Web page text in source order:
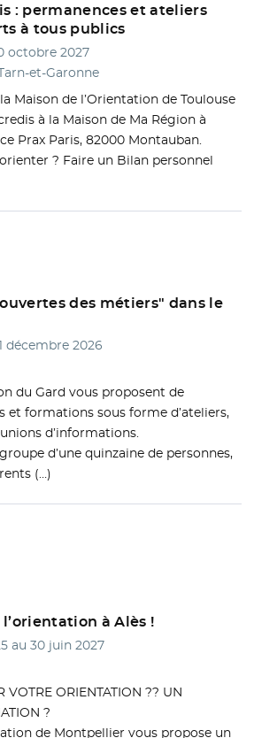
: permanences et ateliers
à tous publics
octobre 2027
et-Garonne
Maison de l’Orientation de Toulouse
à la Maison de Ma Région à
Prax Paris, 82000 Montauban.
? Faire un Bilan personnel
des métiers" dans le
décembre 2026
du Gard vous proposent de
et formations sous forme d’ateliers,
d’informations.
d’une quinzaine de personnes,
(…)
à Alès !
au 30 juin 2027
VOTRE ORIENTATION ?? UN
?
de Montpellier vous propose un